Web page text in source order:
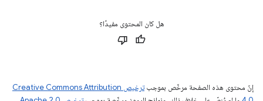
هل كان المحتوى مفيدًا؟
إنّ محتوى هذه الصفحة مرخّص بموجب
ترخيص Creative Commons Attribution